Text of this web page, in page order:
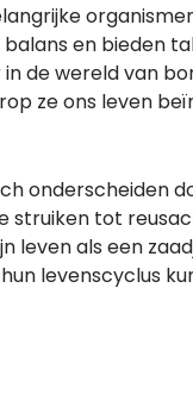
en bieden
de wereld van
ze ons leven
onderscheiden
struiken tot
leven als een
levenscyclus